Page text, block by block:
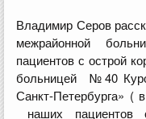
Владимир Серов
межрайонной
пациентов с острой
больницей №40
Санкт-Петербурга» (
наших пациентов